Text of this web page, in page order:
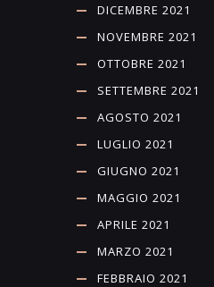
DICEMBRE 2021
NOVEMBRE 2021
OTTOBRE 2021
SETTEMBRE 2021
AGOSTO 2021
LUGLIO 2021
GIUGNO 2021
MAGGIO 2021
APRILE 2021
MARZO 2021
FEBBRAIO 2021